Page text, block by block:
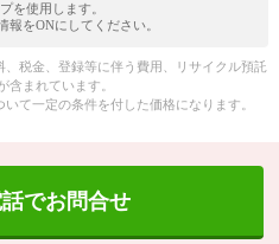
を使用します。
報をONにしてください。
税金、登録等に伴う費用、リサイクル預託
含まれています。
て一定の条件を付した価格になります。
話でお問合せ